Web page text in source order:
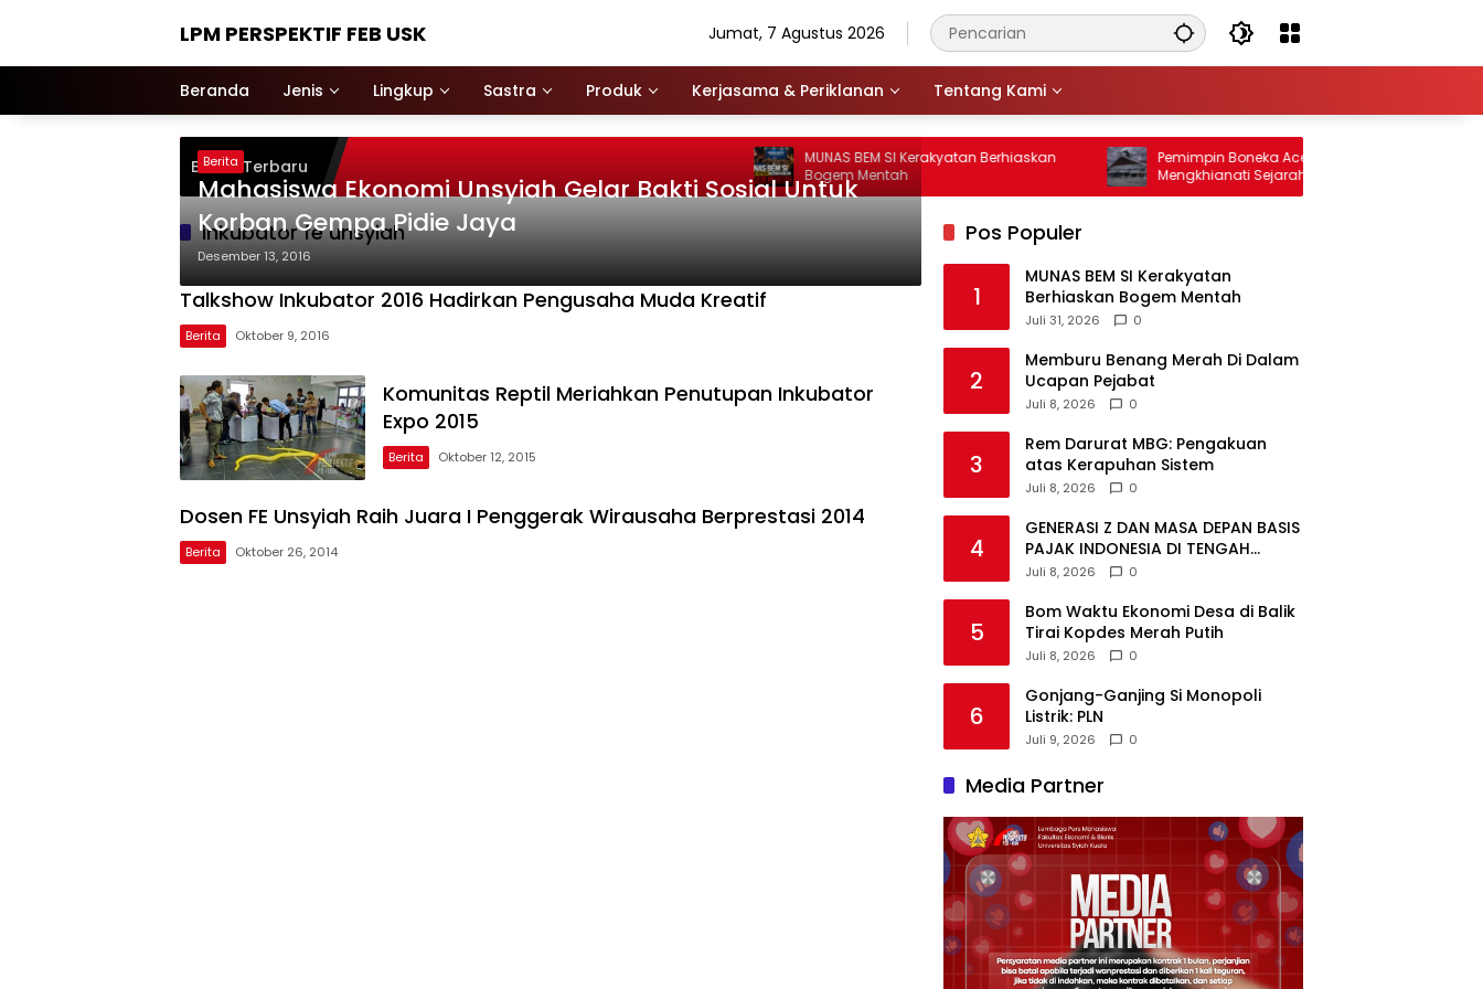
LPM PERSPEKTIF FEB USK Jumat, 7 Agustus 2026
Beranda Jenis Lingkup Sastra Produk Kerjasama & Periklanan Tentang Kami
Berita Terbaru
MUNAS BEM SI Kerakyatan Berhiaskan
Bogem Mentah
Pemimpin Boneka Aceh: Mengikis dan
Mengkhianati Sejarah
inkubator fe unsyiah
Berita
Mahasiswa Ekonomi Unsyiah Gelar Bakti Sosial Untuk
Korban Gempa Pidie Jaya
Desember 13, 2016
Talkshow Inkubator 2016 Hadirkan Pengusaha Muda Kreatif
Berita Oktober 9, 2016
Komunitas Reptil Meriahkan Penutupan Inkubator
Expo 2015
Berita Oktober 12, 2015
Dosen FE Unsyiah Raih Juara I Penggerak Wirausaha Berprestasi 2014
Berita Oktober 26, 2014
Pos Populer
1
MUNAS BEM SI Kerakyatan
Berhiaskan Bogem Mentah
Juli 31, 2026 0
2
Memburu Benang Merah Di Dalam
Ucapan Pejabat
Juli 8, 2026 0
3
Rem Darurat MBG: Pengakuan
atas Kerapuhan Sistem
Juli 8, 2026 0
4
GENERASI Z DAN MASA DEPAN BASIS
PAJAK INDONESIA DI TENGAH
DISRUPSI GLOBAL
Juli 8, 2026 0
5
Bom Waktu Ekonomi Desa di Balik
Tirai Kopdes Merah Putih
Juli 8, 2026 0
6
Gonjang-Ganjing Si Monopoli
Listrik: PLN
Juli 9, 2026 0
Media Partner